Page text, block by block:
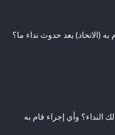
(الاتحاد) بعد حدوث نداء ما؟
وأي إجراء قام به